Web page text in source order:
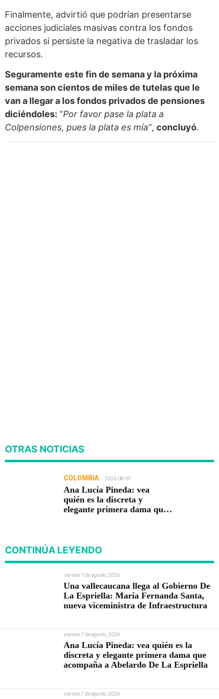
Finalmente, advirtió que podrían presentarse
acciones judiciales masivas contra los fondos
privados si persiste la negativa de trasladar los
recursos.
Seguramente este fin de semana y la próxima
semana son cientos de miles de tutelas que le
van a llegar a los fondos privados de pensiones
diciéndoles: “Por favor pase la plata a
Colpensiones, pues la plata es mía”, concluyó.
OTRAS NOTICIAS
COLOMBIA 2026-08-07
Ana Lucía Pineda: vea
quién es la discreta y
elegante primera dama que
CONTINÚA LEYENDO
viernes 7 de agosto, 2026
Una vallecaucana llega al Gobierno De
La Espriella: María Fernanda Santa,
nueva viceministra de Infraestructura
viernes 7 de agosto, 2026
Ana Lucía Pineda: vea quién es la
discreta y elegante primera dama que
acompaña a Abelardo De La Espriella
viernes 7 de agosto, 2026